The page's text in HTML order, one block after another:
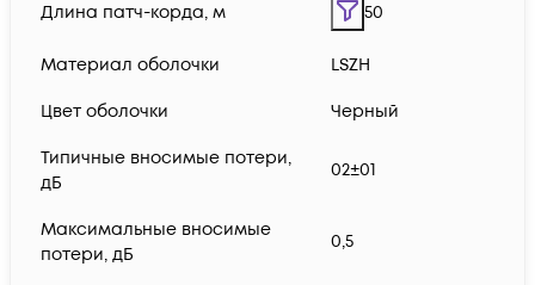
Длина патч-корда, м 50
Материал оболочки LSZH
Цвет оболочки Черный
Типичные вносимые потери,
дБ
02±01
Максимальные вносимые
потери, дБ
0,5